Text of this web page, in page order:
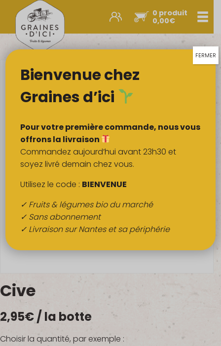
0 produit
0,00€
Promos et nouveautés
Légumes & œufs
Fruits
Viandes
Boulangerie
Crémerie
Poissons
Épicerie sucrée
Épices
Boissons
QUI SOMMES-NOUS ?
FRUITS BIO AU BUREAU
NOS PRODUCTEURS
NOS MARCHÉS
Cive
2,95€/ la botte
Choisir la quantité, par exemple :
Bienvenue chez
Graines d’ici
Pour votre première commande, nous vous
offrons la livraison
Commandez aujourd’hui avant 23h30 et
soyez livré demain chez vous.
Utilisez le code : BIENVENUE
✓ Fruits & légumes bio du marché
✓ Sans abonnement
✓ Livraison sur Nantes et sa périphérie
FERMER